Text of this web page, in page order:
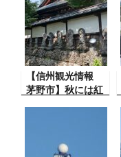
【信州観光情報
茅野市】秋には紅